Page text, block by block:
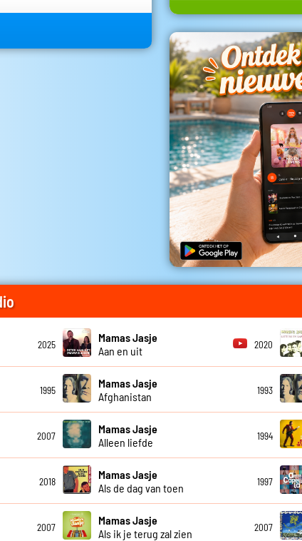
2025
Mamas Jasje
Aan en uit
2020
1995
Mamas Jasje
Afghanistan
1993
2007
Mamas Jasje
Alleen liefde
1994
2018
Mamas Jasje
Als de dag van toen
1997
2007
Mamas Jasje
Als ik je terug zal zien
2007